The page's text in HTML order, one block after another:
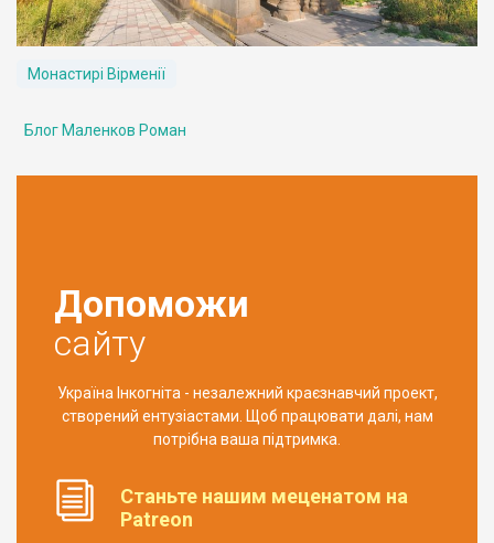
Монастирі Вірменії
Блог Маленков Роман
Допоможи
сайту
Україна Інкогніта - незалежний краєзнавчий проект,
створений ентузіастами. Щоб працювати далі, нам
потрібна ваша підтримка.
Станьте нашим меценатом на
Patreon